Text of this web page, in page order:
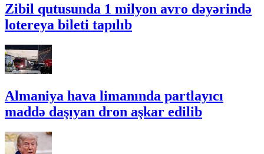
Zibil qutusunda 1 milyon avro dəyərində
lotereya bileti tapılıb
Almaniya hava limanında partlayıcı
maddə daşıyan dron aşkar edilib